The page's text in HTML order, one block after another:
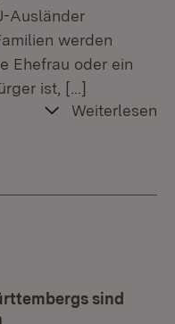
Ausländer
werden
Ehefrau oder ein
ist, […]
Weiterlesen
sind